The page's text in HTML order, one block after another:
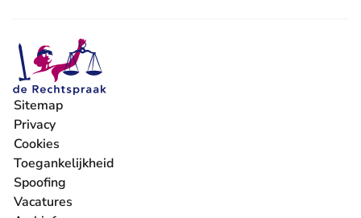
Sitemap
Privacy
Cookies
Toegankelijkheid
Spoofing
Vacatures
- U verlaat Rechtspraak.nl